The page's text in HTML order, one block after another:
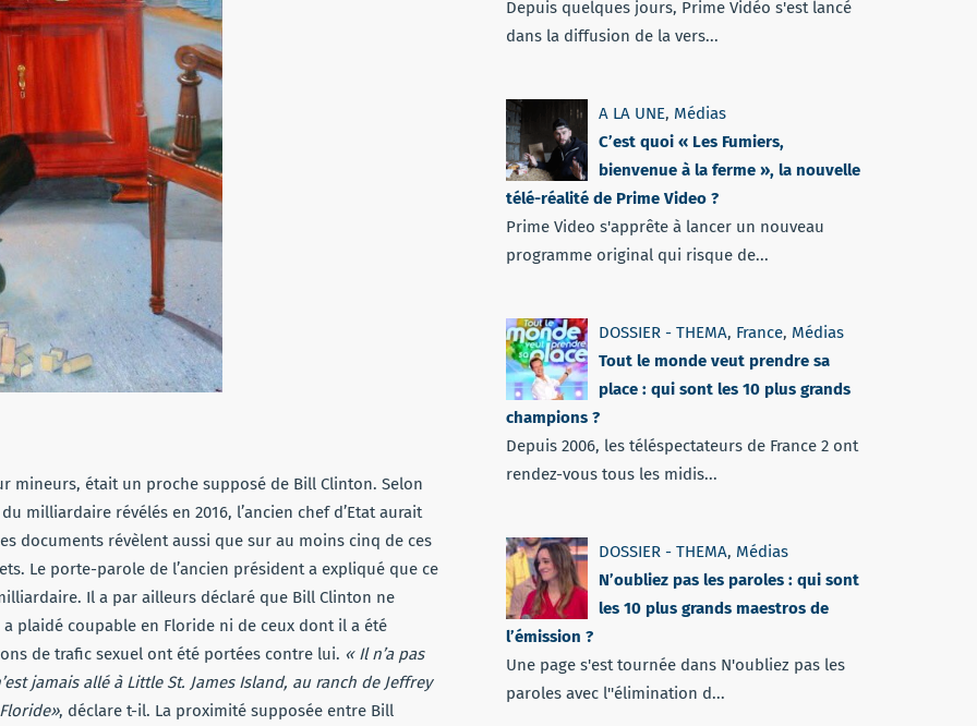
mineurs, était un proche supposé de Bill Clinton. Selon
milliardaire révélés en 2016, l’ancien chef d’Etat aurait
documents révèlent aussi que sur au moins cinq de ces
Le porte-parole de l’ancien président a expliqué que ce
Il a par ailleurs déclaré que Bill Clinton ne
plaidé coupable en Floride ni de ceux dont il a été
de trafic sexuel ont été portées contre lui. « Il n’a pas
jamais allé à Little St. James Island, au ranch de Jeffrey
, déclare t-il. La proximité supposée entre Bill
Depuis quelques jours, Prime Vidéo s'est lancé
dans la diffusion de la vers...
A LA UNE, Médias
C’est quoi « Les Fumiers,
bienvenue à la ferme », la nouvelle
télé-réalité de Prime Video ?
Prime Video s'apprête à lancer un nouveau
programme original qui risque de...
DOSSIER - THEMA, France, Médias
Tout le monde veut prendre sa
place : qui sont les 10 plus grands
champions ?
Depuis 2006, les téléspectateurs de France 2 ont
rendez-vous tous les midis...
DOSSIER - THEMA, Médias
N’oubliez pas les paroles : qui sont
les 10 plus grands maestros de
l’émission ?
Une page s'est tournée dans N'oubliez pas les
paroles avec l''élimination d...